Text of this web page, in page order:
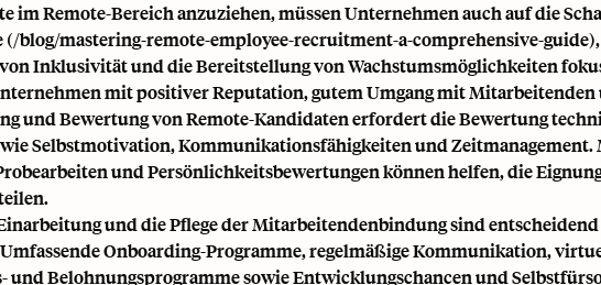
im Remote-Bereich anzuziehen, müssen Unternehmen auch auf die
(/blog/mastering-remote-employee-recruitment-a-comprehensive-guide),
Inklusivität und die Bereitstellung von Wachstumsmöglichkeiten
mit positiver Reputation, gutem Umgang mit
und Bewertung von Remote-Kandidaten erfordert die Bewertung
Selbstmotivation, Kommunikationsfähigkeiten und
und Persönlichkeitsbewertungen können helfen, die
und die Pflege der Mitarbeitendenbindung sind
Onboarding-Programme, regelmäßige Kommunikation,
und Belohnungsprogramme sowie Entwicklungschancen und